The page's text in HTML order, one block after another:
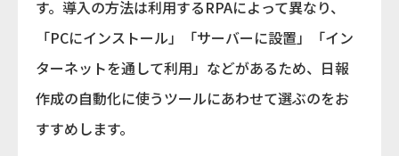
す。導入の方法は利用するRPAによって異なり、
「PCにインストール」「サーバーに設置」「イン
ターネットを通して利用」などがあるため、日報
作成の自動化に使うツールにあわせて選ぶのをお
すすめします。